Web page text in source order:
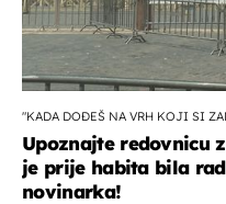
"KADA DOĐEŠ NA VRH KOJI SI
Upoznajte redovnicu
je prije habita bila
novinarka!